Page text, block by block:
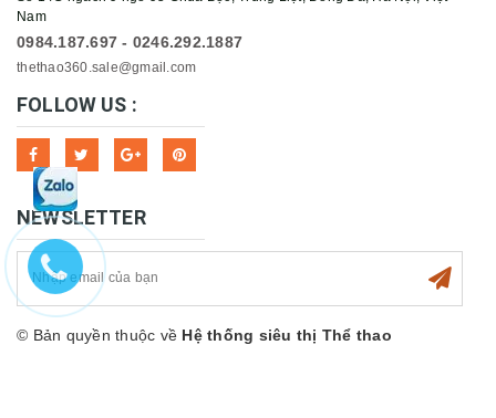
Nam
0984.187.697 - 0246.292.1887
thethao360.sale@gmail.com
FOLLOW US :
NEWSLETTER
© Bản quyền thuộc về Hệ thống siêu thị Thể thao